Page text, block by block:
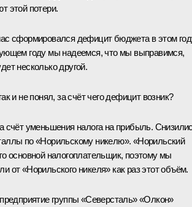
этой потери.
сформировался дефицит бюджета в этом
году мы надеемся, что мы выправимся,
несколько другой.
и не понял, за счёт чего дефицит возник?
счёт уменьшения налога на прибыль.
по «Норильскому никелю». «Норильский
основной налогоплательщик, поэтому мы
от «Норильского никеля» как раз этот объём.
группы «Северсталь» «Олкон»